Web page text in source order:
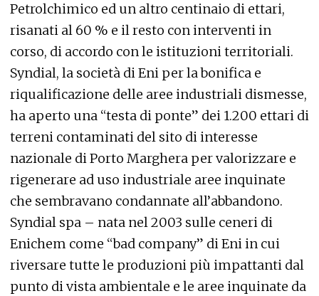
Petrolchimico ed un altro centinaio di ettari,
risanati al 60 % e il resto con interventi in
corso, di accordo con le istituzioni territoriali.
Syndial, la società di Eni per la bonifica e
riqualificazione delle aree industriali dismesse,
ha aperto una “testa di ponte” dei 1.200 ettari di
terreni contaminati del sito di interesse
nazionale di Porto Marghera per valorizzare e
rigenerare ad uso industriale aree inquinate
che sembravano condannate all’abbandono.
Syndial spa – nata nel 2003 sulle ceneri di
Enichem come “bad company” di Eni in cui
riversare tutte le produzioni più impattanti dal
punto di vista ambientale e le aree inquinate da